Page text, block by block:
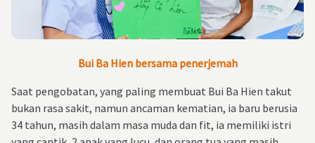
Bui Ba Hien bersama penerjemah
Saat pengobatan, yang paling membuat Bui Ba Hien takut
bukan rasa sakit, namun ancaman kematian, ia baru berusia
34 tahun, masih dalam masa muda dan fit, ia memiliki istri